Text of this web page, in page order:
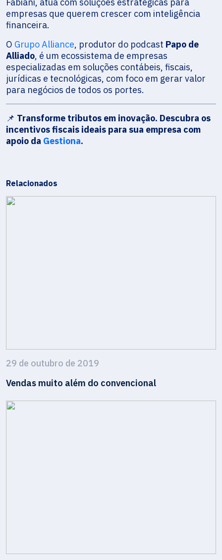
empresas que querem crescer com inteligência
financeira.
O Grupo Alliance, produtor do podcast Papo de
Alliado, é um ecossistema de empresas
especializadas em soluções contábeis, fiscais,
jurídicas e tecnológicas, com foco em gerar valor
para negócios de todos os portes.
📌 Transforme tributos em inovação. Descubra os
incentivos fiscais ideais para sua empresa com
apoio da Gestiona.
Relacionados
29 de outubro de 2019
Vendas muito além do convencional